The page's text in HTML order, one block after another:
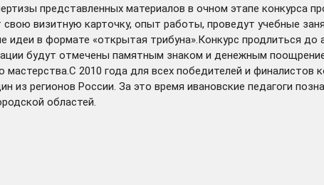
представленных материалов в очном этапе конкурса
визитную карточку, опыт работы, проведут учебные
в формате «открытая трибуна».Конкурс продлиться до
будут отмечены памятным знаком и денежным
2010 года для всех победителей и финалистов
регионов России. За это время ивановские педагоги
областей.